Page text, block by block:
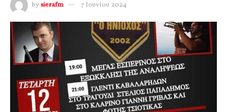
by sierafm 7 Ιουνίου 2024